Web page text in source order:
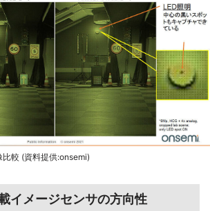
較 (資料提供:onsemi)
イメージセンサの方向性